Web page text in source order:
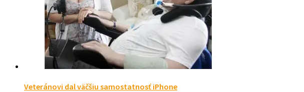
Veteránovi dal väčšiu samostatnosť iPhone